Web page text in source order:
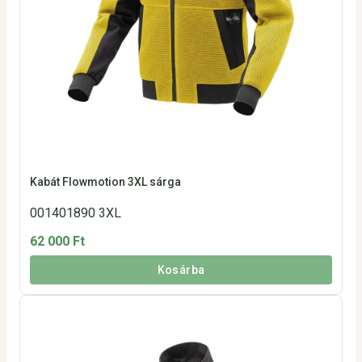
Kabát Flowmotion 3XL sárga
001401890 3XL
62 000 Ft
Kosárba